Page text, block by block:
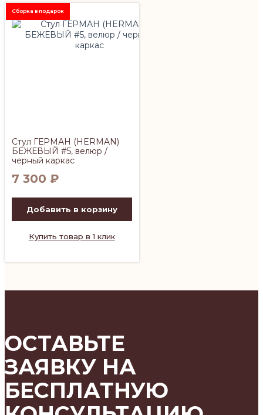
Сборка в подарок
Стул ГЕРМАН (HERMAN)
БЕЖЕВЫЙ #5, велюр /
черный каркас
7 300 ₽
Добавить в корзину
Купить товар в 1 клик
ОСТАВЬТЕ
ЗАЯВКУ НА
БЕСПЛАТНУЮ